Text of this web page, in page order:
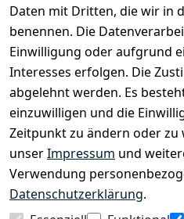
Daten mit Dritten, die wir in
benennen. Die
Einwilligung oder aufgrund
Interesses erfolgen. Die
abgelehnt werden. Es
einzuwilligen und die
Zeitpunkt zu ändern oder zu
unserImpressum und
Verwendung
Datenschutzerklärung.
EINKAUFEN
› Fahrrad Aachen
› Zahlungs- und
INFORMATIONEN
› Batteriehinweis
› Widerrufsrecht
Impressum